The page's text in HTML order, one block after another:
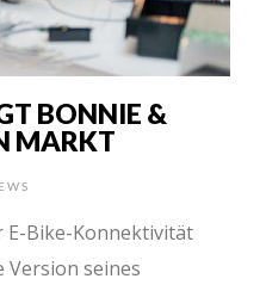
BONNIE &
MARKT
Bike-Konnektivität
Version seines